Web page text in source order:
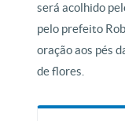
será acolhido
pelo prefeito
oração aos pés
de flores.